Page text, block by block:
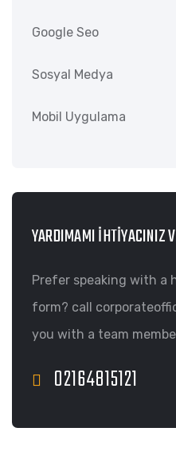
Google Seo
Sosyal Medya
Mobil Uygulama
YARDIMAMI İHTIYACINIZ
Prefer speaking with a
form? call
you with a team
02164815121